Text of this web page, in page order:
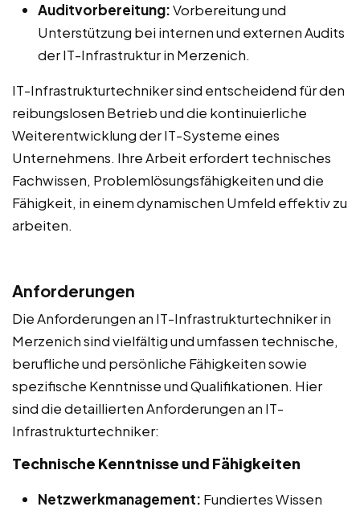
Auditvorbereitung:Vorbereitung und
Unterstützung bei internen und externen Audits
der IT-Infrastruktur in Merzenich.
IT-Infrastrukturtechniker sind entscheidend für den
reibungslosen Betrieb und die kontinuierliche
Weiterentwicklung der IT-Systeme eines
Unternehmens. Ihre Arbeit erfordert technisches
Fachwissen, Problemlösungsfähigkeiten und die
Fähigkeit, in einem dynamischen Umfeld effektiv zu
arbeiten.
Anforderungen
Die Anforderungen an IT-Infrastrukturtechniker in
Merzenich sind vielfältig und umfassen technische,
berufliche und persönliche Fähigkeiten sowie
spezifische Kenntnisse und Qualifikationen. Hier
sind die detaillierten Anforderungen an IT-
Infrastrukturtechniker:
Technische Kenntnisse und Fähigkeiten
Netzwerkmanagement: Fundiertes Wissen